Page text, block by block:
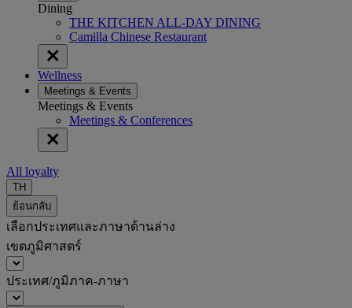
Dining
THE KITCHEN ALL-DAY DINING
Camilla Chinese Restaurant
Wellness
Meetings & Events
Meetings & Events
Meetings & Conferences
All loyalty
TH
ย้อนกลับ
เลือกประเทศและภาษาด้านล่าง
เขตภูมิศาสตร์
ประเทศ/ภูมิภาค-ภาษา